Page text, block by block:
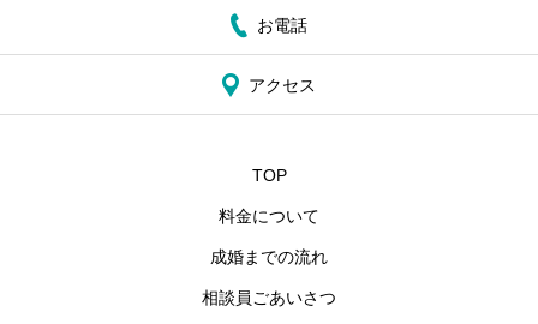
お電話
アクセス
TOP
料金について
成婚までの流れ
相談員ごあいさつ